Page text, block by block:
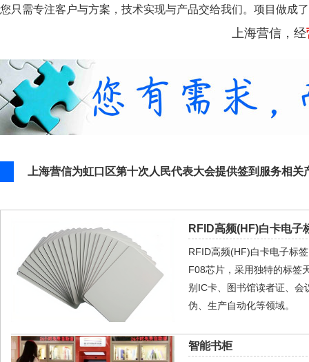
您只需专注客户与方案，技术实现与产品交给我们。项目做成
上海营信，经
上海营信为虹口区第十次人民代表大会提供签到服务相关
RFID高频(HF)白卡电子
RFID高频(HF)白卡电子标
F08芯片，采用独特的标签
别IC卡、图书馆读者证、会
伪、生产自动化等领域。
智能书柜